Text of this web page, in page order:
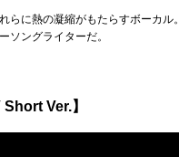
に熱の凝縮がもたらすボーカル。
ソングライターだ。
Ver.】